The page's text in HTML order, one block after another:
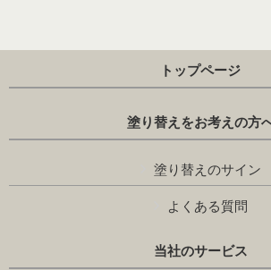
トップページ
塗り替えをお考えの方
塗り替えのサイン
よくある質問
当社のサービス